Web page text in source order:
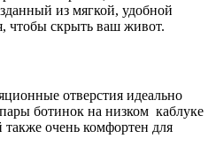
из мягкой, удобной
чтобы скрыть ваш живот.
отверстия идеально
ботинок на низком каблуке
очень комфортен для